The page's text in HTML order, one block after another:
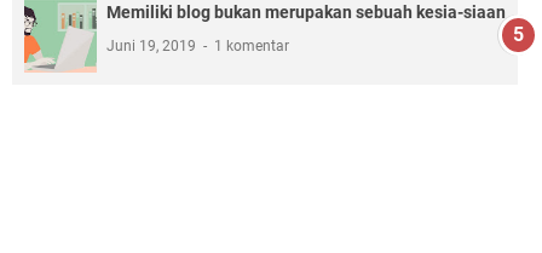
Memiliki blog bukan merupakan sebuah kesia-siaan
Juni 19, 2019 1 komentar